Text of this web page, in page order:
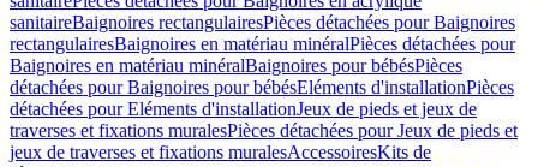
sanitaireBaignoires rectangulairesPièces détachées pour Baignoires
rectangulairesBaignoires en matériau minéralPièces détachées pour
Baignoires en matériau minéralBaignoires pour bébésPièces
détachées pour Baignoires pour bébésEléments d'installationPièces
détachées pour Eléments d'installationJeux de pieds et jeux de
traverses et fixations muralesPièces détachées pour Jeux de pieds et
jeux de traverses et fixations muralesAccessoiresKits de